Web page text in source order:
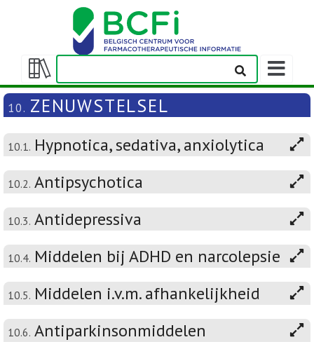
Weergeven/verbergen
inhoudstafel
10. ZENUWSTELSEL
10.1. Hypnotica, sedativa, anxiolytica
10.2. Antipsychotica
10.3. Antidepressiva
10.4. Middelen bij ADHD en narcolepsie
10.5. Middelen i.v.m. afhankelijkheid
10.6. Antiparkinsonmiddelen